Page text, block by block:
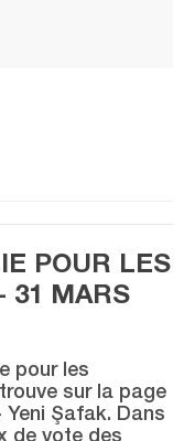
POUR LES
31 MARS
pour les
sur la page
Şafak. Dans
de vote des